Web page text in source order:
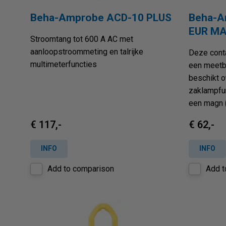
Beha-Amprobe ACD-10 PLUS
Stroomtang tot 600 A AC met
aanloopstroommeting en talrijke
multimeterfuncties
€ 117,-
INFO
Add to comparison
Beha-
EUR
Deze
een
beschikt
een magn
€ 62,-
INFO
Add